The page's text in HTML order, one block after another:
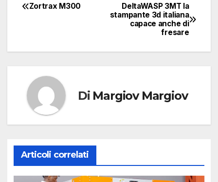
Navigazione
DeltaWASP 3MT la
stampante 3d italiana
capace anche di
fresare
Zortrax M300
Di Margiov Margiov
Articoli correlati